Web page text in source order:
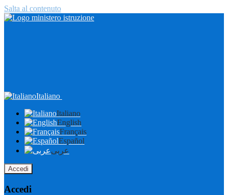
Salta al contenuto
Italiano
Italiano
English
Français
Español
عربى
Accedi
Accedi